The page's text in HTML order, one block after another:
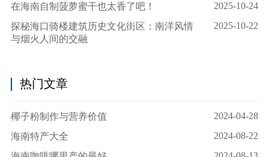
在海南自制菠萝蜜干也太香了吧！
2025-10-24
探秘海口骑楼建筑历史文化街区：南洋风情
与烟火人间的交融
2025-10-22
热门文章
椰子粉制作与营养价值
2024-04-28
海南特产大全
2024-08-22